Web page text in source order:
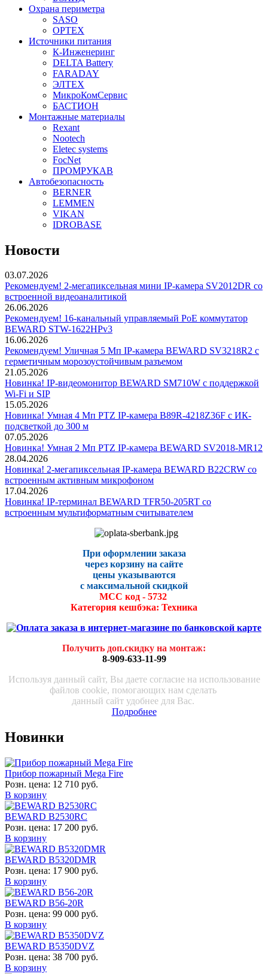
Охрана периметра
SASO
OPTEX
Источники питания
К-Инженеринг
DELTA Battery
FARADAY
ЭЛТЕХ
МикроКомСервис
БАСТИОН
Монтажные материалы
Rexant
Nootech
Eletec systems
FocNet
ПРОМРУКАВ
Автобезопасность
BERNER
LEMMEN
VIKAN
IDROBASE
Новости
03.07.2026
Рекомендуем! 2-мегапиксельная мини IP-камера SV2012DR со
встроенной видеоаналитикой
26.06.2026
Рекомендуем! 16-канальный управляемый PoE коммутатор
BEWARD STW-1622HPv3
16.06.2026
Рекомендуем! Уличная 5 Мп IP-камера BEWARD SV3218R2 с
герметичным морозоустойчивым разъемом
21.05.2026
Новинка! IP-видеомонитор BEWARD SM710W с поддержкой
Wi-Fi и SIP
15.05.2026
Новинка! Умная 4 Мп PTZ IP-камера B89R-4218Z36F с ИК-
подсветкой до 300 м
07.05.2026
Новинка! Умная 2 Мп PTZ IP-камера BEWARD SV2018-MR12
28.04.2026
Новинка! 2-мегапиксельная IP-камера BEWARD B22CRW со
встроенным активным микрофоном
17.04.2026
Новинка! IP-терминал BEWARD TFR50-205RT со
встроенным мультиформатным считывателем
При оформлении заказа
через корзину на сайте
цены указываются
с максимальной скидкой
МСС код - 5732
Категория кешбэка: Техника
Получить доп.скидку на монтаж:
8-909-633-11-99
Используя данный сайт, Вы даете согласие на использование
файлов cookie, помогающих нам сделать
данный сайт удобнее для Вас.
Подробнее
Новинки
Прибор пожарный Mega Fire
Розн. цена: 12 710 руб.
В корзину
BEWARD B2530RC
Розн. цена: 17 200 руб.
В корзину
BEWARD B5320DMR
Розн. цена: 17 900 руб.
В корзину
BEWARD B56-20R
Розн. цена: 99 000 руб.
В корзину
BEWARD B5350DVZ
Розн. цена: 38 700 руб.
В корзину